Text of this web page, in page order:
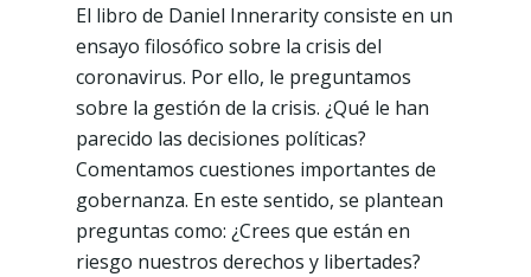
El libro de Daniel Innerarity consiste en un
ensayo filosófico sobre la crisis del
coronavirus. Por ello, le preguntamos
sobre la gestión de la crisis. ¿Qué le han
parecido las decisiones políticas?
Comentamos cuestiones importantes de
gobernanza. En este sentido, se plantean
preguntas como: ¿Crees que están en
riesgo nuestros derechos y libertades?